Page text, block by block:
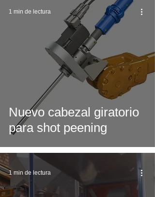
Nuevo cabezal giratorio
para shot peening
1 min de lectura
1 min de lectura